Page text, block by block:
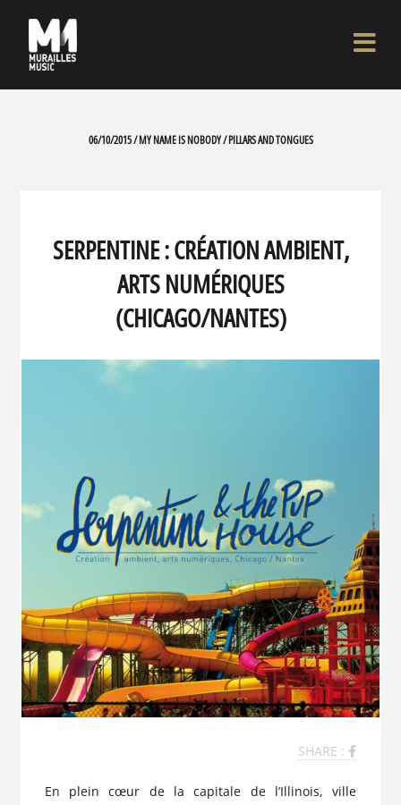
06/10/2015 / MY NAME IS NOBODY / PILLARS AND TONGUES
SERPENTINE : CRÉATION AMBIENT,
ARTS NUMÉRIQUES
(CHICAGO/NANTES)
SHARE :
En plein cœur de la capitale de l’Illinois, ville